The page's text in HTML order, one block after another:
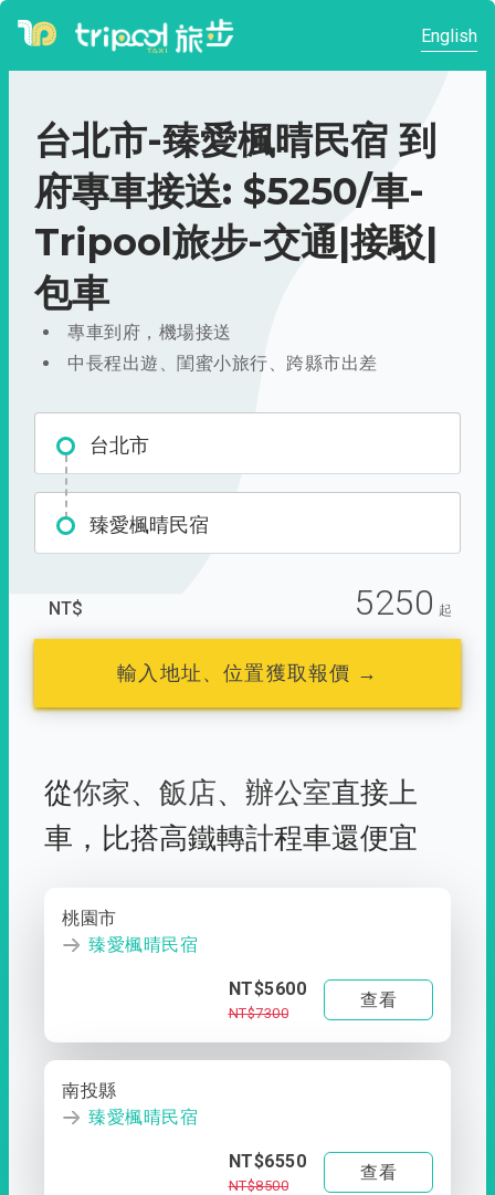
English
台北市-臻愛楓晴民宿 到
府專車接送: $5250/車-
Tripool旅步-交通|接駁|
包車
專車到府，機場接送
中長程出遊、閨蜜小旅行、跨縣市出差
台北市
臻愛楓晴民宿
NT$ 5250 起
輸入地址、位置獲取報價 →
從你家、 飯店、 辦公室直接上
車， 比搭高鐵轉計程車還便宜
桃園市
臻愛楓晴民宿
NT$5600
NT$7300
查看
南投縣
臻愛楓晴民宿
NT$6550
NT$8500
查看